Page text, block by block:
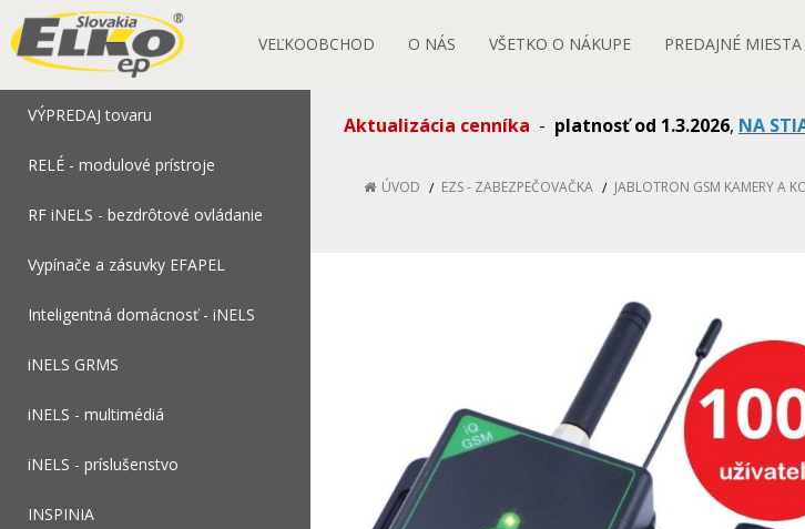
VEĽKOOBCHOD O NÁS VŠETKO O NÁKUPE PREDAJNÉ MIESTA
VÝPREDAJ tovaru
RELÉ - modulové prístroje
RF iNELS - bezdrôtové ovládanie
Vypínače a zásuvky EFAPEL
Inteligentná domácnosť - iNELS
iNELS GRMS
iNELS - multimédiá
iNELS - príslušenstvo
INSPINIA
Aktualizácia cenníka - platnosť od 1.3.2026, NA
ÚVOD EZS - ZABEZPEČOVAČKA JABLOTRON GSM KAMERY A